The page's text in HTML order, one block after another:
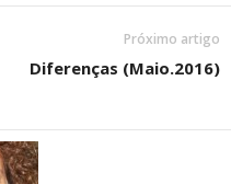
Próximo artigo
Diferenças (Maio.2016)